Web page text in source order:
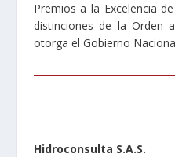
Premios a la Excelencia
distinciones de la Orden
otorga el Gobierno
Hidroconsulta S.A.S.